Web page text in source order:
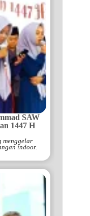
SAW
1447 H
menggelar
indoor.